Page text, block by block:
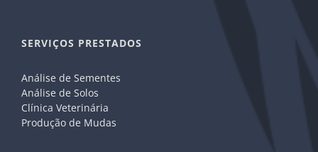
SERVIÇOS PRESTADOS
Análise de Sementes
Análise de Solos
Clínica Veterinária
Produção de Mudas